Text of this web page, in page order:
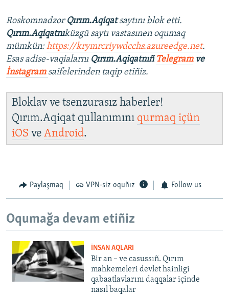
Roskomnadzor Qırım.Aqiqatsaytını blok etti.
Qırım.Aqiqatnıküzgü saytı vastasınen oqumaq
mümkün:https://krymrcriywdcchs.azureedge.net.
Esas adise-vaqialarnı Qırım.Aqiqatnıñ Telegramve
İnstagram saifelerinden taqip etiñiz.
Bloklav ve tsenzurasız haberler!
Qırım.Aqiqat qullanımını qurmaq içün
iOS ve Android.
Paylaşmaq VPN-siz oquñız Follow us
Oqumağa devam etiñiz
İNSAN AQLARI
Bir an – ve casussıñ. Qırım
mahkemeleri devlet hainligi
qabaatlavlarını daqqalar içinde
nasıl baqalar